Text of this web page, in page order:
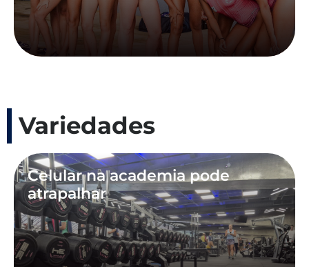
Variedades
Celular na academia pode
atrapalhar